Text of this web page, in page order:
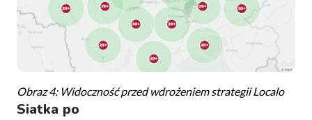
Obraz 4: Widoczność przed wdrożeniem strategii Localo
Siatka po